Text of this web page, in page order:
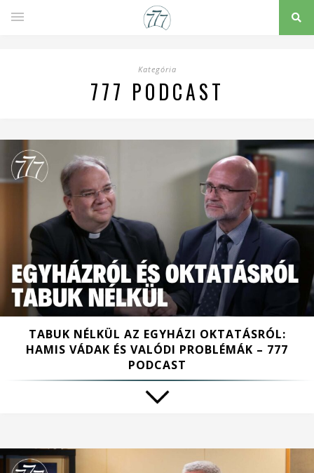
Kategória
777 PODCAST
TABUK NÉLKÜL AZ EGYHÁZI OKTATÁSRÓL:
HAMIS VÁDAK ÉS VALÓDI PROBLÉMÁK – 777
PODCAST